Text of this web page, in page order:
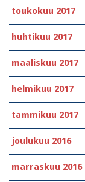
toukokuu 2017
huhtikuu 2017
maaliskuu 2017
helmikuu 2017
tammikuu 2017
joulukuu 2016
marraskuu 2016